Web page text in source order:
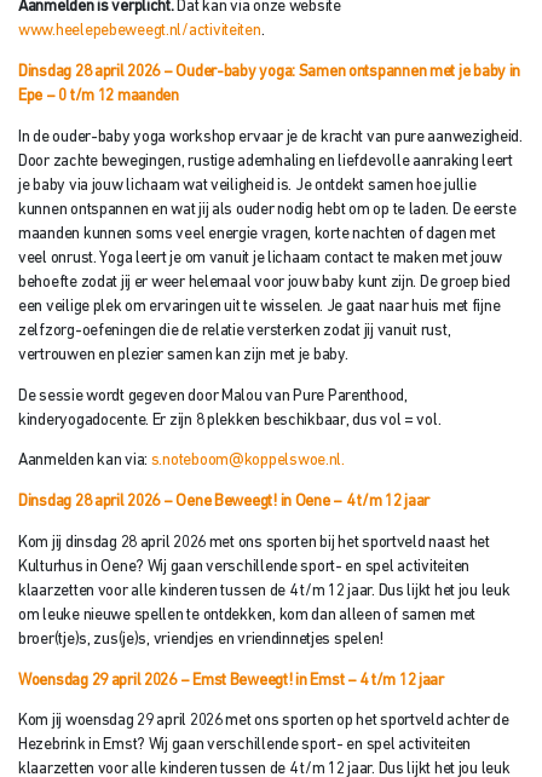
Aanmelden is verplicht.Dat kan via onze website
www.heelepebeweegt.nl/activiteiten.
Dinsdag 28 april 2026 – Ouder-baby yoga: Samen ontspannen met je baby in
Epe – 0 t/m 12 maanden
In de ouder-baby yoga workshop ervaar je de kracht van pure aanwezigheid.
Door zachte bewegingen, rustige ademhaling en liefdevolle aanraking leert
je baby via jouw lichaam wat veiligheid is. Je ontdekt samen hoe jullie
kunnen ontspannen en wat jij als ouder nodig hebt om op te laden. De eerste
maanden kunnen soms veel energie vragen, korte nachten of dagen met
veel onrust. Yoga leert je om vanuit je lichaam contact te maken met jouw
behoefte zodat jij er weer helemaal voor jouw baby kunt zijn. De groep bied
een veilige plek om ervaringen uit te wisselen. Je gaat naar huis met fijne
zelfzorg-oefeningen die de relatie versterken zodat jij vanuit rust,
vertrouwen en plezier samen kan zijn met je baby.
De sessie wordt gegeven door Malou van Pure Parenthood,
kinderyogadocente. Er zijn 8 plekken beschikbaar, dus vol = vol.
Aanmelden kan via: s.noteboom@koppelswoe.nl.
Dinsdag 28 april 2026 – Oene Beweegt! in Oene – 4 t/m 12 jaar
Kom jij dinsdag 28 april 2026 met ons sporten bij het sportveld naast het
Kulturhus in Oene? Wij gaan verschillende sport- en spel activiteiten
klaarzetten voor alle kinderen tussen de 4 t/m 12 jaar. Dus lijkt het jou leuk
om leuke nieuwe spellen te ontdekken, kom dan alleen of samen met
broer(tje)s, zus(je)s, vriendjes en vriendinnetjes spelen!
Woensdag 29 april 2026 – Emst Beweegt! in Emst – 4 t/m 12 jaar
Kom jij woensdag 29 april 2026 met ons sporten op het sportveld achter de
Hezebrink in Emst? Wij gaan verschillende sport- en spel activiteiten
klaarzetten voor alle kinderen tussen de 4 t/m 12 jaar. Dus lijkt het jou leuk